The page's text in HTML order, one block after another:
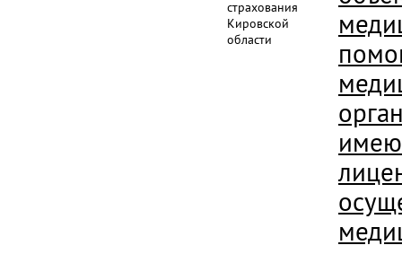
страхования
Кировской
области